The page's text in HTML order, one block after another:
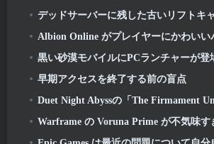
デッドサーバーに残した古いリフトキャラクターが見つからない?
Albion Online がプレイヤーにかわいいバニー乗り
黒い砂漠モバイルにPCランチャーが登
早期アクセスを終了する前の盲点
Duet Night Abyssの「The Firmament Unbound」アップデートで
Warframe の Voruna Prime が不気味すぎるため、独自の Red